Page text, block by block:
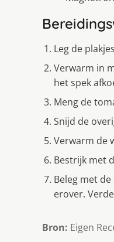
Leg de
Verwarm in
het spek
Meng de
Snijd de
Verwarm de
Bestrijk met
Beleg met
erover.
Bron: Eigen